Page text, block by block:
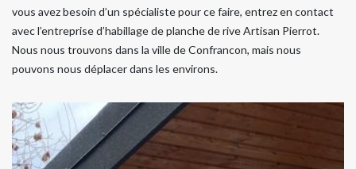
vous avez besoin d’un spécialiste pour ce faire, entrez en contact
avec l’entreprise d’habillage de planche de rive Artisan Pierrot.
Nous nous trouvons dans la ville de Confrancon, mais nous
pouvons nous déplacer dans les environs.